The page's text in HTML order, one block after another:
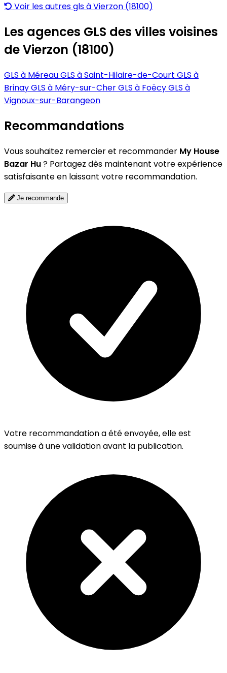
Voir les autres gls à Vierzon (18100)
Les agences GLS des villes voisines
de Vierzon (18100)
GLS à MéreauGLS à Saint-Hilaire-de-Court GLS à
BrinayGLS à Méry-sur-CherGLS à FoëcyGLS à
Vignoux-sur-Barangeon
Recommandations
Vous souhaitez remercier et recommander My House
Bazar Hu? Partagez dès maintenant votre expérience
satisfaisante en laissant votre recommandation.
Je recommande
Votre recommandation a été envoyée, elle est
soumise à une validation avant la publication.